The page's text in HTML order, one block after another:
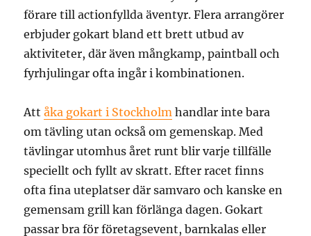
förare till actionfyllda äventyr. Flera arrangörer
erbjuder gokart bland ett brett utbud av
aktiviteter, där även mångkamp, paintball och
fyrhjulingar ofta ingår i kombinationen.
Attåka gokart i Stockholm handlar inte bara
om tävling utan också om gemenskap. Med
tävlingar utomhus året runt blir varje tillfälle
speciellt och fyllt av skratt. Efter racet finns
ofta fina uteplatser där samvaro och kanske en
gemensam grill kan förlänga dagen. Gokart
passar bra för företagsevent, barnkalas eller